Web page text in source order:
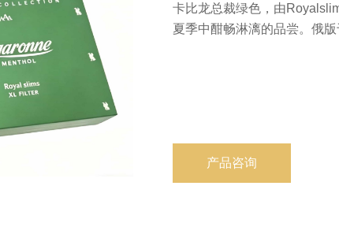
卡比龙总裁绿色，由
夏季中酣畅淋漓的品尝。俄版
产品咨询